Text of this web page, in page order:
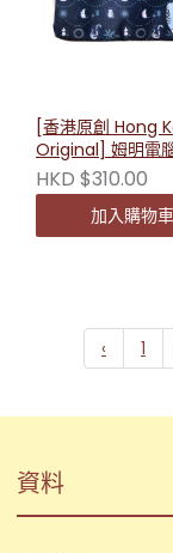
[香港原創 Hong
Original] 姆明電
藍黑色(姆明)
HKD $310.00
加入購物車
‹ 1
資料